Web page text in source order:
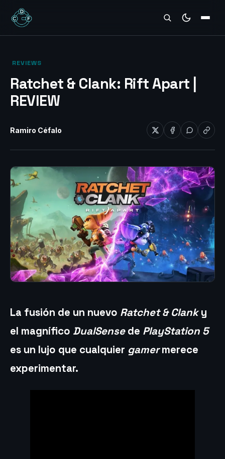
REVIEWS
‎ REVIEWS‎
Ratchet & Clank: Rift Apart |
REVIEW
Ramiro Céfalo
La fusión de un nuevo Ratchet & Clanky
el magnífico DualSensede PlayStation 5
es un lujo que cualquier gamermerece
experimentar.